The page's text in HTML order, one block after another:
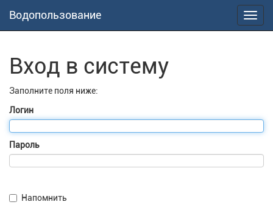
Водопользование
Вход в систему
Заполните поля ниже:
Логин
Пароль
Напомнить